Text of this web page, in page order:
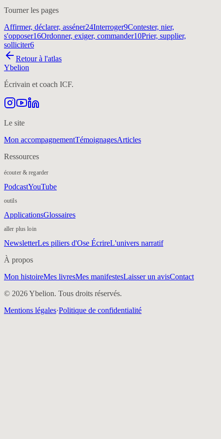
Tourner les pages
Affirmer, déclarer, asséner24Interroger9Contester, nier,
s'opposer16Ordonner, exiger, commander10Prier, supplier,
solliciter6
Retour à l'atlas
Ybelion
Écrivain et coach ICF.
Le site
Mon accompagnementTémoignagesArticles
Ressources
écouter & regarder
PodcastYouTube
outils
ApplicationsGlossaires
aller plus loin
NewsletterLes piliers d'Ose ÉcrireL'univers narratif
À propos
Mon histoireMes livresMes manifestesLaisser un avisContact
© 2026 Ybelion. Tous droits réservés.
Mentions légales·Politique de confidentialité